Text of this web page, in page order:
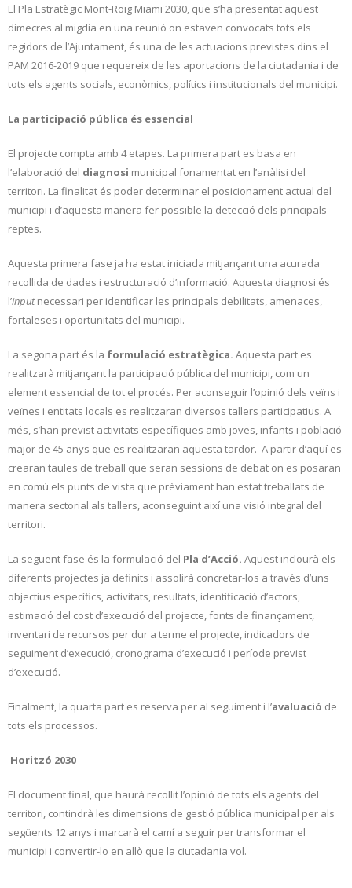
El Pla Estratègic Mont-Roig Miami 2030, que s’ha presentat aquest
dimecres al migdia en una reunió on estaven convocats tots els
regidors de l’Ajuntament, és una de les actuacions previstes dins el
PAM 2016-2019 que requereix de les aportacions de la ciutadania i de
tots els agents socials, econòmics, polítics i institucionals del municipi.
La participació pública és essencial
El projecte compta amb 4 etapes. La primera part es basa en
l’elaboració del diagnosi municipal fonamentat en l’anàlisi del
territori. La finalitat és poder determinar el posicionament actual del
municipi i d’aquesta manera fer possible la detecció dels principals
reptes.
Aquesta primera fase ja ha estat iniciada mitjançant una acurada
recollida de dades i estructuració d’informació. Aquesta diagnosi és
l’inputnecessari per identificar les principals debilitats, amenaces,
fortaleses i oportunitats del municipi.
La segona part és la formulació estratègica. Aquesta part es
realitzarà mitjançant la participació pública del municipi, com un
element essencial de tot el procés. Per aconseguir l’opinió dels veïns i
veïnes i entitats locals es realitzaran diversos tallers participatius. A
més, s’han previst activitats específiques amb joves, infants i població
major de 45 anys que es realitzaran aquesta tardor. A partir d’aquí es
crearan taules de treball que seran sessions de debat on es posaran
en comú els punts de vista que prèviament han estat treballats de
manera sectorial als tallers, aconseguint així una visió integral del
territori.
La següent fase és la formulació del Pla d’Acció. Aquest inclourà els
diferents projectes ja definits i assolirà concretar-los a través d’uns
objectius específics, activitats, resultats, identificació d’actors,
estimació del cost d’execució del projecte, fonts de finançament,
inventari de recursos per dur a terme el projecte, indicadors de
seguiment d’execució, cronograma d’execució i període previst
d’execució.
Finalment, la quarta part es reserva per al seguiment i l’avaluació de
tots els processos.
Horitzó 2030
El document final, que haurà recollit l’opinió de tots els agents del
territori, contindrà les dimensions de gestió pública municipal per als
següents 12 anys i marcarà el camí a seguir per transformar el
municipi i convertir-lo en allò que la ciutadania vol.